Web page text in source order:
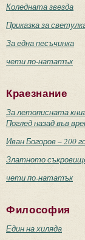
Коледната звезда
Приказка за
За една песъчинка
чети по-нататък
Краезнание
За летописната
Поглед назад във
Иван Богоров – 200
Златното
чети по-нататък
Философия
Един на хиляда